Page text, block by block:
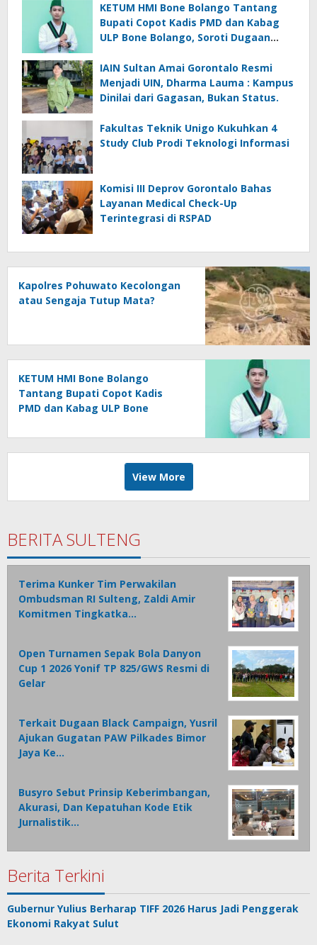
KETUM HMI Bone Bolango Tantang
Bupati Copot Kadis PMD dan Kabag
ULP Bone Bolango, Soroti Dugaan
IAIN Sultan Amai Gorontalo Resmi
Menjadi UIN, Dharma Lauma : Kampus
Dinilai dari Gagasan, Bukan Status.
Fakultas Teknik Unigo Kukuhkan 4
Study Club Prodi Teknologi Informasi
Komisi III Deprov Gorontalo Bahas
Layanan Medical Check-Up
Terintegrasi di RSPAD
Kapolres Pohuwato Kecolongan
atau Sengaja Tutup Mata?
KETUM HMI Bone Bolango
Tantang Bupati Copot Kadis
PMD dan Kabag ULP Bone
of Power’
View More
BERITA SULTENG
Terima Kunker Tim Perwakilan
Ombudsman RI Sulteng, Zaldi Amir
Komitmen Tingkatka…
Open Turnamen Sepak Bola Danyon
Cup 1 2026 Yonif TP 825/GWS Resmi di
Gelar
Terkait Dugaan Black Campaign, Yusril
Ajukan Gugatan PAW Pilkades Bimor
Jaya Ke…
Busyro Sebut Prinsip Keberimbangan,
Akurasi, Dan Kepatuhan Kode Etik
Jurnalistik…
Berita Terkini
Gubernur Yulius Berharap TIFF 2026 Harus Jadi Penggerak
Ekonomi Rakyat Sulut